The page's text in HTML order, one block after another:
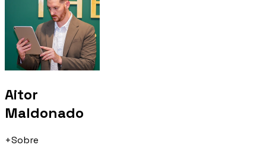
Aitor
Maldonado
+Sobre